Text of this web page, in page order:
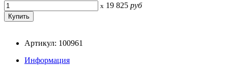
x 19 825 руб
Артикул: 100961
Информация